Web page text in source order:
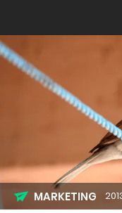
MARKETING